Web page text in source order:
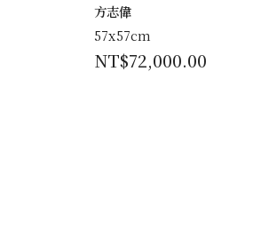
方志偉
57x57cm
NT$72,000.00